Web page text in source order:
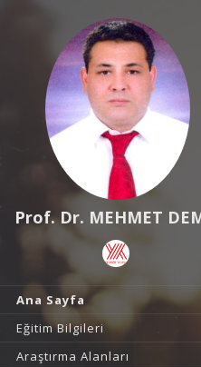
Prof. Dr. MEHMET
Ana Sayfa
Eğitim Bilgileri
Araştırma Alanları